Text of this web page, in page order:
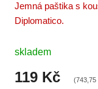
Jemná paštika s
Diplomatico.
skladem
119 Kč (743,75